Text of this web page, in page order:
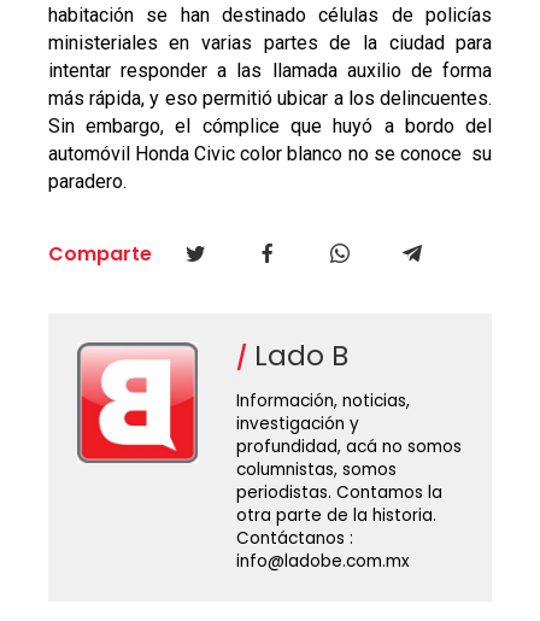
habitación se han destinado células de policías
ministeriales en varias partes de la ciudad para
intentar responder a las llamada auxilio de forma
más rápida, y eso permitió ubicar a los delincuentes.
Sin embargo, el cómplice que huyó a bordo del
automóvil Honda Civic color blanco no se conoce su
paradero.
Comparte
Lado B
Información, noticias,
investigación y
profundidad, acá no somos
columnistas, somos
periodistas. Contamos la
otra parte de la historia.
Contáctanos :
info@ladobe.com.mx